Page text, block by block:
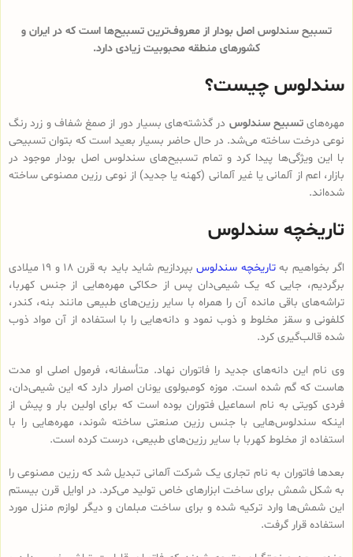
تسبیح سندلوس اصل بودار از معروف‌ترین تسبیح‌ها است که در ایران و
کشورهای منطقه محبوبیت زیادی دارد.
سندلوس چیست؟
مهره‌هایتسبیح سندلوس در گذشته‌های بسیار دور از صمغ شفاف و زرد رنگ
نوعی درخت ساخته می‌شد. در حال حاضر بسیار بعید است که بتوان تسبیحی
با این ویژگی‌ها پیدا کرد و تمام تسبیح‌های سندلوس‌ اصل بودار موجود در
بازار، اعم از آلمانی یا غیر آلمانی (کهنه یا جدید) از نوعی رزین مصنوعی ساخته
شده‌اند.
تاریخچه سندلوس
اگر بخواهیم بهتاریخچه سندلوس
بپردازیم شاید باید به قرن 18 و 19 میلادی
برگردیم، جایی که یک شیمی‌دان پس از حکاکی مهره‌هایی از جنس کهربا،
تراشه‌های باقی مانده آن را همراه با سایر رزین‌های طبیعی مانند بنه، کندر،
کلفونی و سقز مخلوط و ذوب نمود و دانه‌هایی را با استفاده از آن مواد ذوب
شده قالب‌گیری کرد.
وی نام این دانه‌های جدید را فاتوران نهاد. متأسفانه، فرمول اصلی او مدت
هاست که گم شده است. موزه کومبولوی یونان اصرار دارد که این شیمی‌دان،
فردی کویتی به نام اسماعیل فتوران بوده است که برای اولین بار و پیش از
اینکه سندلوس‌هایی با جنس رزین صنعتی ساخته شوند، مهره‌هایی را با
استفاده از مخلوط کهربا با سایر رزین‌های طبیعی، درست کرده است.
بعدها فاتوران به نام تجاری یک شرکت آلمانی تبدیل شد که رزین مصنوعی را
به شکل شمش برای ساخت ابزارهای خاص تولید می‌کرد. در اوایل قرن بیستم
این شمش‌ها وارد ترکیه شده و برای ساخت مبلمان و دیگر لوازم منزل مورد
استفاده قرار گرفت.